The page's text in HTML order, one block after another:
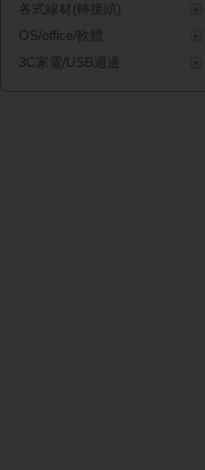
各式線材(轉接頭)
OS/office/軟體
3C家電/USB週邊